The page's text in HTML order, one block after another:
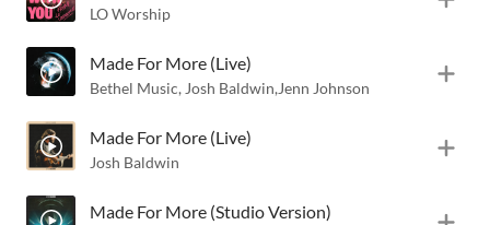
LO Worship
Made For More (Live)
Bethel Music, Josh Baldwin,Jenn Johnson
Made For More (Live)
Josh Baldwin
Made For More (Studio Version)